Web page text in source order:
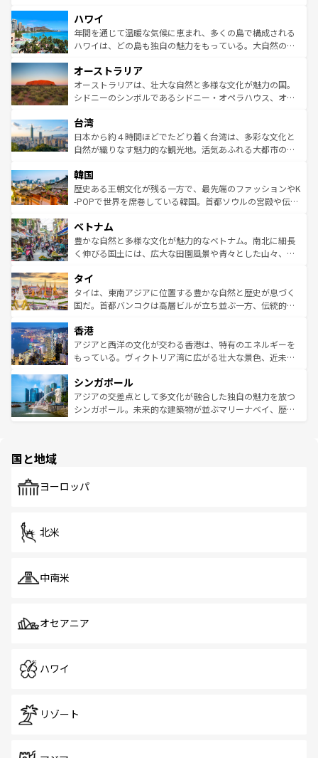
ば市内交通費無料で観光を楽しむこともできる。 なお、新
着のスイス情報はコンテンツ一覧 を参照してほしい。
のような巨大都市は、観光、ショッピング、エンターテイ
ンメントが詰まった刺激的なスポットだ。一方、アメリカ
西部には大自然が広がり、グランドキャニオンやイエロー
部のニューオーリンズでは、音楽と美食が融合した独特の
文化が魅力。旅行者はアメリカの各地域で異なる魅力を楽
しみながら、その多様性と豊かな歴史を感じることができ
ならではの贅沢な旅のスタイルだ。 なお、新着のアメリカ
情報はコンテンツ一覧を参照してほしい。
ハワイ
年間を通じて温暖な気候に恵まれ、多くの島で構成される
ハワイは、どの島も独自の魅力をもっている。大自然の神
ワイ島は見逃せない。また、定番の観光地といえばオアフ
島だが、静かな自然を求めるならマウイ島やカウアイ島が
おすすめ。エメラルドグリーンに輝く海をはじめ、豊かな
れるおもてなしの心で訪れる人々を迎えてくれるハワイの
人々、おいしいローカルフードやハワイアンミュージッ
ク、伝統的なフラダンスなど、すべてがハワイの魅力を彩
ワイを、存分に味わってほしい。 なお、新着のハワイ情報
はコンテンツ一覧を参照してほしい。
オーストラリア
オーストラリアは、壮大な自然と多様な文化が魅力の国。
シドニーのシンボルであるシドニー・オペラハウス、オー
リアリーフや大陸中央部にそびえるウルル（エアーズロッ
ク）、タスマニアの美しい原生林やケアンズの熱帯雨林な
ど、見どころがたくさん。また、カフェやワイン、オージ
いる。アクティビティも充実しており、サーフィンやダイ
ビング、ハイキングなど、アウトドア好きにはたまらな
い。オーストラリアの多彩な魅力を存分に味わいつくそ
参照してほしい。
台湾
日本から約４時間ほどでたどり着く台湾は、多彩な文化と
自然が織りなす魅力的な観光地。活気あふれる大都市の台
ン）、静ひつな山岳地帯である台湾東部など、都市の喧騒
と山間の静けさが共存しており、訪れる人に新しい発見と
驚きをもたらしてくれる。また、奥深い台湾の食文化も魅
容にもいいと評判のスイーツなど、バラエティ豊かな料理
が味わえる。 なお、新着の台湾情報は コンテンツ一覧を参
照してほしい。
韓国
歴史ある王朝文化が残る一方で、最先端のファッションやK
-POPで世界を席巻している韓国。首都ソウルの宮殿や伝統
き、地方に足を延ばせば四季折々の自然美を楽しむことが
できる。そして、キムチや焼肉、絶品のストリートフード
まで、さまざまな韓国料理が待っている。夜には、韓国な
リティに包まれながら、韓国の多彩な魅力を心ゆくまで味
わってみてほしい。 なお、新着の韓国情報はコンテンツ一
覧を参照してほしい。
ベトナム
豊かな自然と多様な文化が魅力的なベトナム。南北に細長
く伸びる国土には、広大な田園風景や青々とした山々、世
急速な発展と共に伝統が息づく。ハノイの古い町並みやホ
ーチミン市のフランス統治時代の建物も、独特の雰囲気を
醸し出している。また、バラエティの豊かさとおいしさで
とつ。フォーやバインミー、ベトナムコーヒーなどは、ぜ
ひ現地で味わいたい。どの地域を訪れてもあたたかい人々
が旅行者を迎えてくれるので、きっと忘れられない旅にな
参照してほしい。
タイ
タイは、東南アジアに位置する豊かな自然と歴史が息づく
国だ。首都バンコクは高層ビルが立ち並ぶ一方、伝統的な
の活気が交差している。北部ではチェンマイなどの山岳地
帯で自然と触れ合い、南部ではプーケットやクラビの美し
いビーチでリゾート気分を楽しむことができる。タイ料理
激する。気候は一年中温暖で、どの季節にも異なる楽しみ
が待っている。親しみやすいタイの人々、仏教を中心とし
た文化、そして多様な観光資源が、訪れる旅人を魅了し続
香港
アジアと西洋の文化が交わる香港は、特有のエネルギーを
もっている。ヴィクトリア湾に広がる壮大な景色、近未来
み、どこを訪れても感動するはず。観光スポットが密集し
ており、効率よく見どころを回れるのも魅力。息をのむよ
うな絶景から文化的な体験まで、香港を存分に楽しみ尽く
シンガポール
アジアの交差点として多文化が融合した独自の魅力を放つ
シンガポール。未来的な建築物が並ぶマリーナベイ、歴史
で、ホーカーズは地元の風情を楽しめる外せないスポット
国と地域
ヨーロッパ
北米
中南米
オセアニア
ハワイ
リゾート